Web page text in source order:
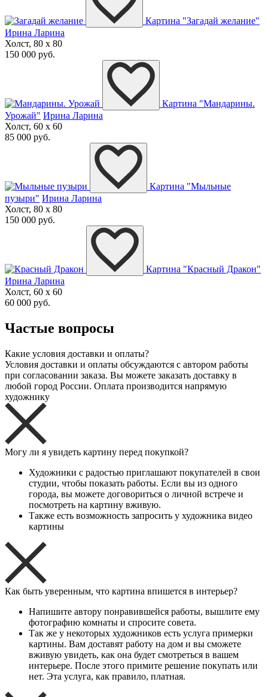
Картина "Загадай желание"
Ирина Ларина
Холст, 80 x 80
150 000 руб.
Картина "Мандарины.
Урожай" Ирина Ларина
Холст, 60 x 60
85 000 руб.
Картина "Мыльные
пузыри" Ирина Ларина
Холст, 80 x 80
150 000 руб.
Картина "Красный Дракон"
Ирина Ларина
Холст, 60 x 60
60 000 руб.
Частые вопросы
Какие условия доставки и оплаты?
Условия доставки и оплаты обсуждаются с автором работы
при согласовании заказа. Вы можете заказать доставку в
любой город России. Оплата производится напрямую
художнику
Могу ли я увидеть картину перед покупкой?
Художники с радостью приглашают покупателей в свои
студии, чтобы показать работы. Если вы из одного
города, вы можете договориться о личной встрече и
посмотреть на картину вживую.
Также есть возможность запросить у художника видео
картины
Как быть уверенным, что картина впишется в интерьер?
Напишите автору понравившейся работы, вышлите ему
фотографию комнаты и спросите совета.
Так же у некоторых художников есть услуга примерки
картины. Вам доставят работу на дом и вы сможете
вживую увидеть, как она будет смотреться в вашем
интерьере. После этого примите решение покупать или
нет. Эта услуга, как правило, платная.